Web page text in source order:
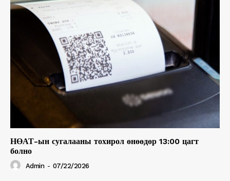
НӨАТ-ын сугалааны тохирол өнөөдөр 13:00 цагт
болно
Admin - 07/22/2026